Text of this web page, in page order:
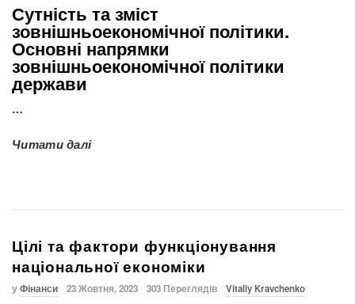
Сутність та зміст
зовнішньоекономічної політики.
Основні напрямки
зовнішньоекономічної політики
держави
…
Читати далі
Цілі та фактори функціонування
національної економіки
уФінанси 23 Жовтня, 2023 303 Переглядів Vitaliy Kravchenko